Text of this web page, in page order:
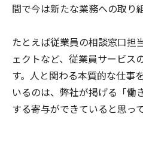
間で今は新たな業務への取り
たとえば従業員の相談窓口担
ェクトなど、従業員サービス
す。人と関わる本質的な仕事
いるのは、弊社が掲げる「働
する寄与ができていると思っ